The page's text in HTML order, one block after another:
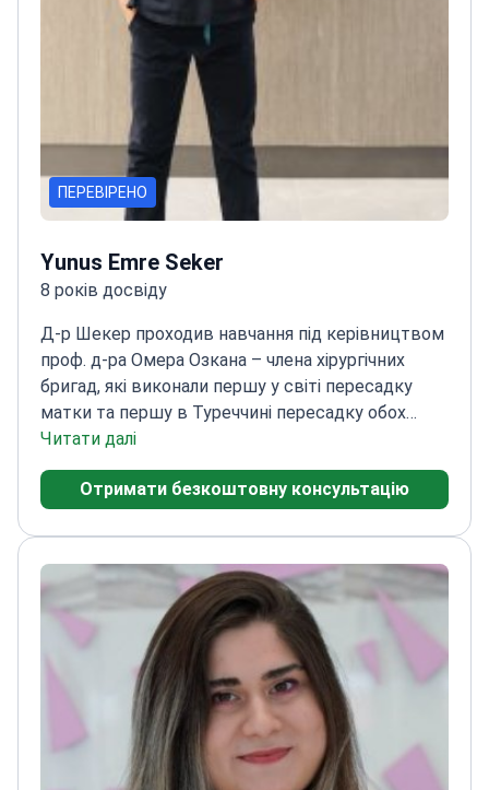
ПЕРЕВІРЕНО
Yunus Emre Seker
8 років досвіду
Д-р Шекер проходив навчання під керівництвом
проф. д-ра Омера Озкана – члена хірургічних
бригад, які виконали першу у світі пересадку
матки та першу в Туреччині пересадку обох
рук. Завершив ординатуру в Університетській
лікарні Акденіз, провідному центрі передової
хірургічної підготовкиСпеціалізується на
чоловіків2-ге місце в дослідницькому конкурсі
Турецького товариства пластичної хірургії 2023
Викладач пластичної хірургії в Навчально-
дослідній лікарні Адияман
Читати далі
Отримати безкоштовну консультацію